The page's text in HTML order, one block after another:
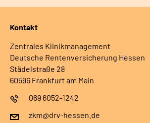
Kontakt
Zentrales Klinikmanagement
Deutsche Rentenversicherung Hessen
Städelstraße 28
60596 Frankfurt am Main
069 6052-1242
zkm@drv-hessen.de